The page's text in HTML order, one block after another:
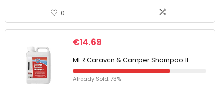
0
€14.69
MER Caravan & Camper Shampoo 1L
Already Sold: 73%